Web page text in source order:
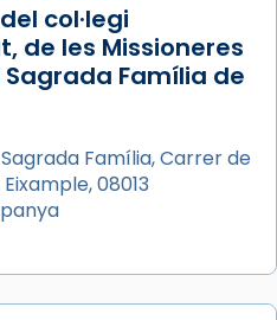
tres hores. Després,
el 1972) al voltant
de les santes.
també un grup de
i ball propis. Festa
ves per les
col·legi
de les Missioneres
Sagrada Família de
Família, Carrer de
08013